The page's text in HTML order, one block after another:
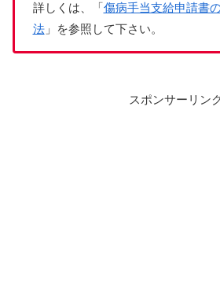
詳しくは、「傷病手当支給申請書
法」を参照して下さい。
スポンサーリン